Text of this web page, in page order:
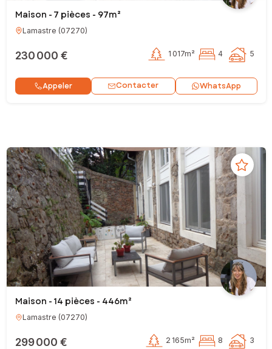
Maison - 7 pièces - 97m²
Lamastre (07270)
230 000 € 1 017m² 4 5
Appeler Contacter WhatsApp
Maison - 14 pièces - 446m²
Lamastre (07270)
299 000 € 2 165m² 8 3